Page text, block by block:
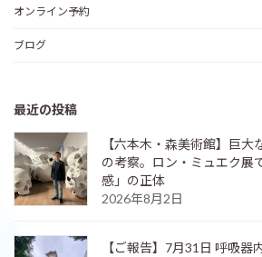
オンライン予約
ブログ
最近の投稿
【六本木・森美術館】巨
の考察。ロン・ミュエク展
感」の正体
2026年8月2日
【ご報告】7月31日 呼吸器